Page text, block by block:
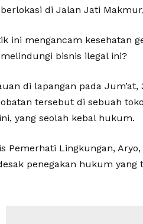
berlokasi di Jalan Jati
ini mengancam kesehatan
bisnis ilegal ini?
di lapangan pada
tersebut di sebuah
yang seolah kebal hukum.
Pemerhati Lingkungan,
penegakan hukum